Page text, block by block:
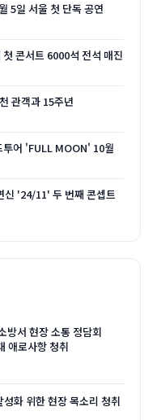
5일 서울 첫 단독 공연
콘서트 6000석 전석 매진
관객과 15주년
투어 'FULL MOON' 10월
신 '24/11' 두 번째 콘셉트
방서 현장 소통 정담회
애로사항 청취
화 위한 현장 목소리 청취